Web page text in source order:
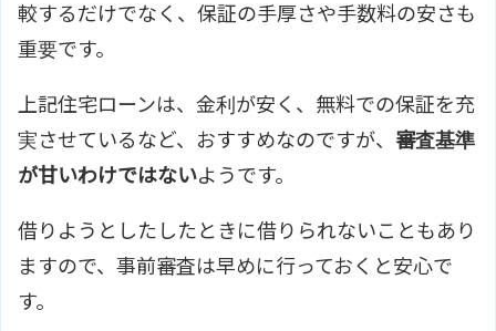
較するだけでなく、保証の手厚さや手数料の安さも
重要です。
上記住宅ローンは、金利が安く、無料での保証を充
実させているなど、おすすめなのですが、 審査基準
が甘いわけではないようです。
借りようとしたしたときに借りられないこともあり
ますので、事前審査は早めに行っておくと安心で
す。